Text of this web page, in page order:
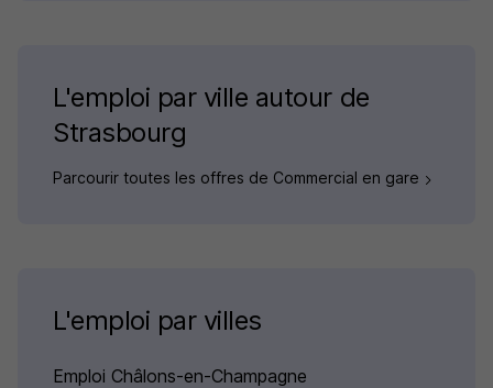
L'emploi par ville autour de
Strasbourg
Parcourir toutes les offres de Commercial en gare
L'emploi par villes
Emploi Châlons-en-Champagne